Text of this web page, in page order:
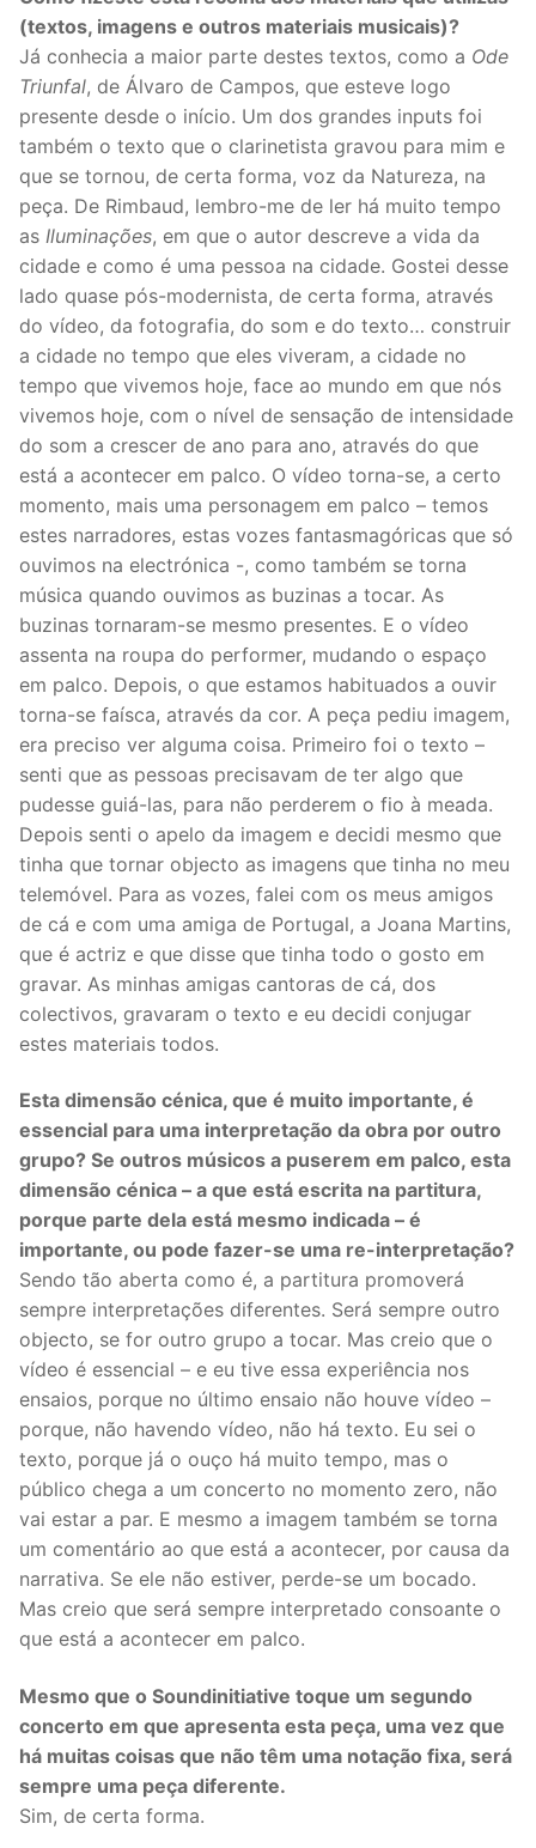
(textos, imagens e outros materiais musicais)?
Já conhecia a maior parte destes textos, como a Ode
Triunfal, de Álvaro de Campos, que esteve logo
presente desde o início. Um dos grandes inputs foi
também o texto que o clarinetista gravou para mim e
que se tornou, de certa forma, voz da Natureza, na
peça. De Rimbaud, lembro-me de ler há muito tempo
as Iluminações, em que o autor descreve a vida da
cidade e como é uma pessoa na cidade. Gostei desse
lado quase pós-modernista, de certa forma, através
do vídeo, da fotografia, do som e do texto… construir
a cidade no tempo que eles viveram, a cidade no
tempo que vivemos hoje, face ao mundo em que nós
vivemos hoje, com o nível de sensação de intensidade
do som a crescer de ano para ano, através do que
está a acontecer em palco. O vídeo torna-se, a certo
momento, mais uma personagem em palco – temos
estes narradores, estas vozes fantasmagóricas que só
ouvimos na electrónica -, como também se torna
música quando ouvimos as buzinas a tocar. As
buzinas tornaram-se mesmo presentes. E o vídeo
assenta na roupa do performer, mudando o espaço
em palco. Depois, o que estamos habituados a ouvir
torna-se faísca, através da cor. A peça pediu imagem,
era preciso ver alguma coisa. Primeiro foi o texto –
senti que as pessoas precisavam de ter algo que
pudesse guiá-las, para não perderem o fio à meada.
Depois senti o apelo da imagem e decidi mesmo que
tinha que tornar objecto as imagens que tinha no meu
telemóvel. Para as vozes, falei com os meus amigos
de cá e com uma amiga de Portugal, a Joana Martins,
que é actriz e que disse que tinha todo o gosto em
gravar. As minhas amigas cantoras de cá, dos
colectivos, gravaram o texto e eu decidi conjugar
estes materiais todos.
Esta dimensão cénica, que é muito importante, é
essencial para uma interpretação da obra por outro
grupo? Se outros músicos a puserem em palco, esta
dimensão cénica – a que está escrita na partitura,
porque parte dela está mesmo indicada – é
importante, ou pode fazer-se uma re-interpretação?
Sendo tão aberta como é, a partitura promoverá
sempre interpretações diferentes. Será sempre outro
objecto, se for outro grupo a tocar. Mas creio que o
vídeo é essencial – e eu tive essa experiência nos
ensaios, porque no último ensaio não houve vídeo –
porque, não havendo vídeo, não há texto. Eu sei o
texto, porque já o ouço há muito tempo, mas o
público chega a um concerto no momento zero, não
vai estar a par. E mesmo a imagem também se torna
um comentário ao que está a acontecer, por causa da
narrativa. Se ele não estiver, perde-se um bocado.
Mas creio que será sempre interpretado consoante o
que está a acontecer em palco.
Mesmo que o Soundinitiative toque um segundo
concerto em que apresenta esta peça, uma vez que
há muitas coisas que não têm uma notação fixa, será
sempre uma peça diferente.
Sim, de certa forma.